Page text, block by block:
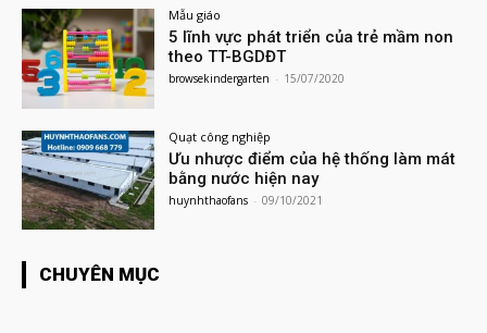
Mẫu giáo
5 lĩnh vực phát triển của trẻ mầm non
theo TT-BGDĐT
browsekindergarten - 15/07/2020
Quạt công nghiệp
Ưu nhược điểm của hệ thống làm mát
bằng nước hiện nay
huynhthaofans - 09/10/2021
CHUYÊN MỤC